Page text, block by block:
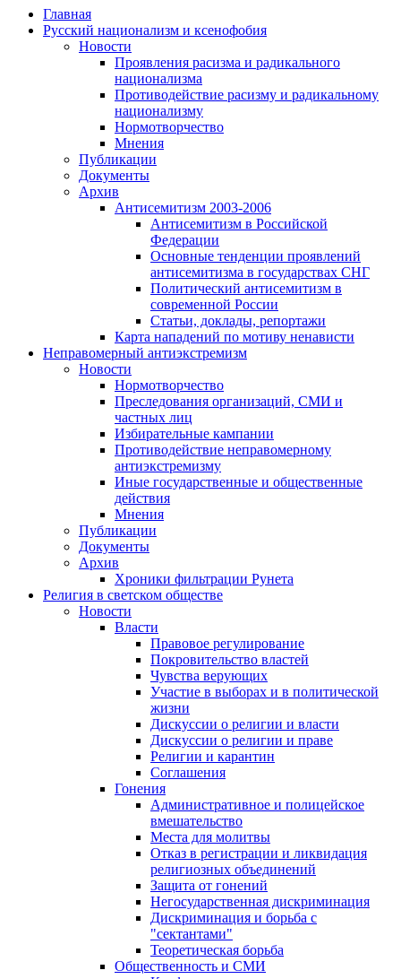
Главная
Русский национализм и ксенофобия
Новости
Проявления расизма и радикального
национализма
Противодействие расизму и радикальному
национализму
Нормотворчество
Мнения
Публикации
Документы
Архив
Антисемитизм 2003-2006
Антисемитизм в Российской
Федерации
Основные тенденции проявлений
антисемитизма в государствах СНГ
Политический антисемитизм в
современной России
Статьи, доклады, репортажи
Карта нападений по мотиву ненависти
Неправомерный антиэкстремизм
Новости
Нормотворчество
Преследования организаций, СМИ и
частных лиц
Избирательные кампании
Противодействие неправомерному
антиэкстремизму
Иные государственные и общественные
действия
Мнения
Публикации
Документы
Архив
Хроники фильтрации Рунета
Религия в светском обществе
Новости
Власти
Правовое регулирование
Покровительство властей
Чувства верующих
Участие в выборах и в политической
жизни
Дискуссии о религии и власти
Дискуссии о религии и праве
Религии и карантин
Соглашения
Гонения
Административное и полицейское
вмешательство
Места для молитвы
Отказ в регистрации и ликвидация
религиозных объединений
Защита от гонений
Негосударственная дискриминация
Дискриминация и борьба с
"сектантами"
Теоретическая борьба
Общественность и СМИ